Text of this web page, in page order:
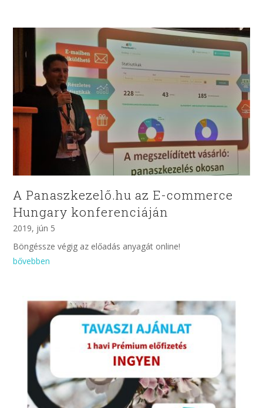
A Panaszkezelő.hu az E-commerce
Hungary konferenciáján
2019, jún 5
Böngéssze végig az előadás anyagát online!
bővebben